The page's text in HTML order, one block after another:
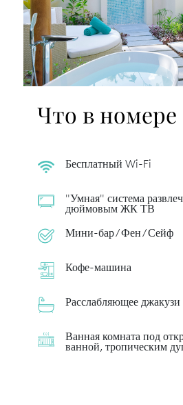
Что в номере
Бесплатный Wi-Fi
"Умная" система
дюймовым ЖК ТВ
Мини-бар / Фен / Сейф
Кофе-машина
Расслабляющее джакузи
Ванная комната под
ванной, тропическим